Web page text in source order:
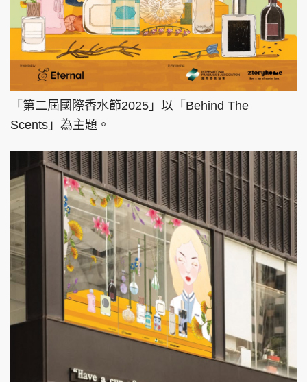
「第二屆國際香水節2025」以「Behind The
Scents」為主題。